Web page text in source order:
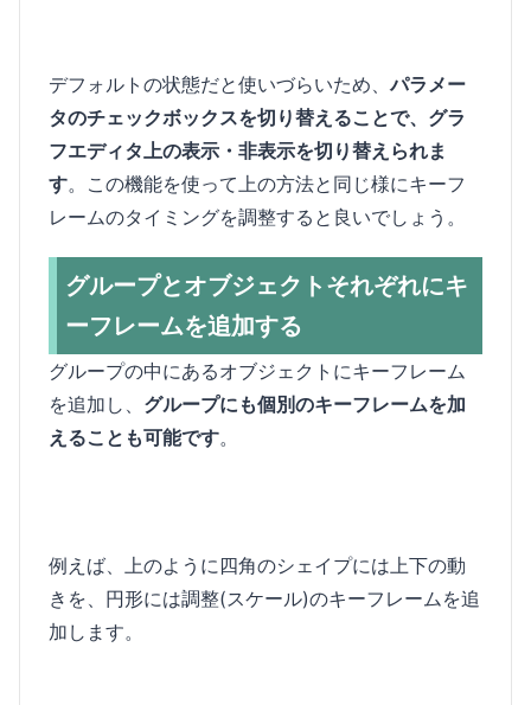
デフォルトの状態だと使いづらいため、パラメー
タのチェックボックスを切り替えることで、グラ
フエディタ上の表示・非表示を切り替えられま
す。この機能を使って上の方法と同じ様にキーフ
レームのタイミングを調整すると良いでしょう。
グループとオブジェクトそれぞれにキ
ーフレームを追加する
グループの中にあるオブジェクトにキーフレーム
を追加し、 グループにも個別のキーフレームを加
えることも可能です。
例えば、上のように四角のシェイプには上下の動
きを、円形には調整(スケール)のキーフレームを追
加します。